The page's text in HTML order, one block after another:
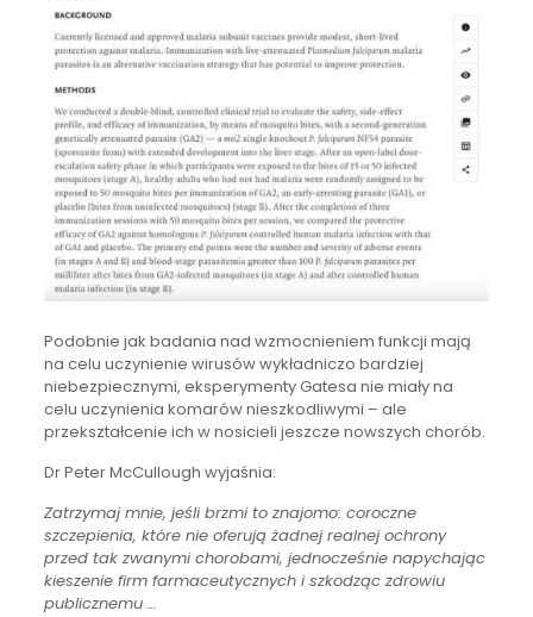
Podobnie jak badania nad wzmocnieniem funkcji mają
na celu uczynienie wirusów wykładniczo bardziej
niebezpiecznymi, eksperymenty Gatesa nie miały na
celu uczynienia komarów nieszkodliwymi – ale
przekształcenie ich w nosicieli jeszcze nowszych chorób.
Dr Peter McCullough wyjaśnia:
Zatrzymaj mnie, jeśli brzmi to znajomo: coroczne
szczepienia, które nie oferują żadnej realnej ochrony
przed tak zwanymi chorobami, jednocześnie napychając
kieszenie firm farmaceutycznych i szkodząc zdrowiu
publicznemu …